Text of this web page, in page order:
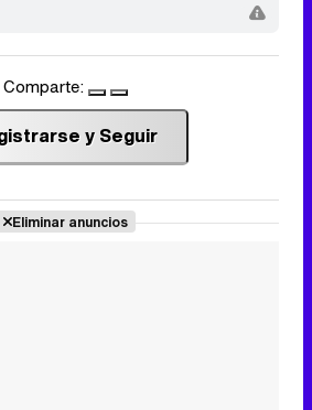
Comparte:
y Seguir
Eliminar anuncios